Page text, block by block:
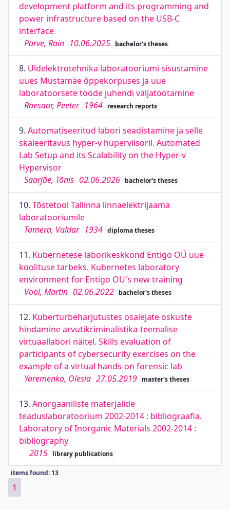
development platform and its programming and
power infrastructure based on the USB-C
interface
Parve, Rain 10.06.2025 bachelor's theses
8. Üldelektrotehnika laboratooriumi sisustamine
uues Mustamäe õppekorpuses ja uue
laboratoorsete tööde juhendi väljatöötamine
Raesaar, Peeter 1964 research reports
9. Automatiseeritud labori seadistamine ja selle
skaleeritavus hyper-v hüperviisoril. Automated
Lab Setup and its Scalability on the Hyper-v
Hypervisor
Saarjõe, Tõnis 02.06.2026 bachelor's theses
10. Tõstetool Tallinna linnaelektrijaama
laboratooriumile
Tamera, Valdar 1934 diploma theses
11. Kubernetese laborikeskkond Entigo OÜ uue
koolituse tarbeks. Kubernetes laboratory
environment for Entigo OÜ's new training
Vool, Martin 02.06.2022 bachelor's theses
12. Küberturbeharjutustes osalejate oskuste
hindamine arvutikriminalistika-teemalise
virtuaallabori näitel. Skills evaluation of
participants of cybersecurity exercises on the
example of a virtual hands-on forensic lab
Yaremenko, Olesia 27.05.2019 master's theses
13. Anorgaaniliste materjalide
teaduslaboratoorium 2002-2014 : bibliograafia.
Laboratory of Inorganic Materials 2002-2014 :
bibliography
2015 library publications
items found: 13
1